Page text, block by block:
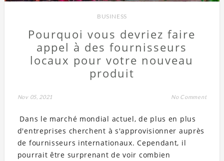
BUSINESS
Pourquoi vous devriez faire
appel à des fournisseurs
locaux pour votre nouveau
produit
Nov 05, 2021 No Comment
Dans le marché mondial actuel, de plus en plus
d'entreprises cherchent à s'approvisionner auprès
de fournisseurs internationaux. Cependant, il
pourrait être surprenant de voir combien